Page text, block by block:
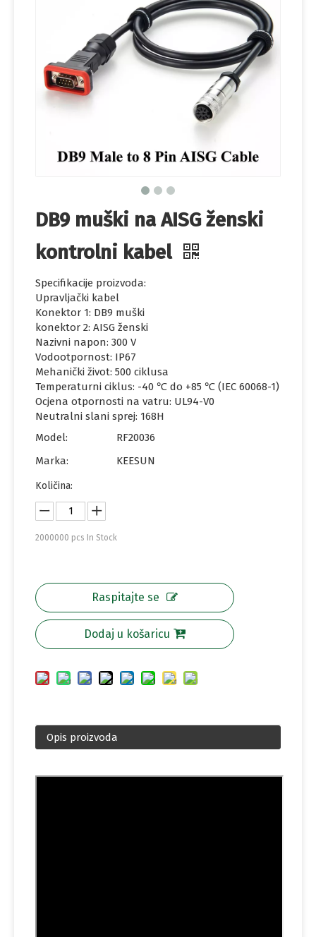
DB9 muški na AISG ženski
kontrolni kabel
Specifikacije proizvoda:
Upravljački kabel
Konektor 1: DB9 muški
konektor 2: AISG ženski
Nazivni napon: 300 V
Vodootpornost: IP67
Mehanički život: 500 ciklusa
Temperaturni ciklus: -40 ℃ do +85 ℃ (IEC 60068-1)
Ocjena otpornosti na vatru: UL94-V0
Neutralni slani sprej: 168H
Model:
RF20036
Marka:
KEESUN
Količina:
2000000 pcs In Stock
Raspitajte se
Dodaj u košaricu
Opis proizvoda